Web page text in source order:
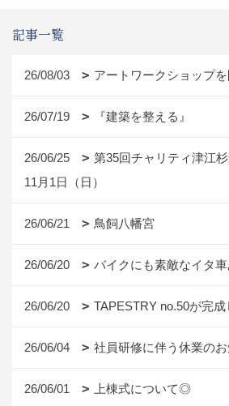
記事一覧
26/08/03 アートワークショップを
26/07/19 『建築を整える』
26/06/25
第35回チャリティ津江
11月1日（日）
26/06/21 鳥飼八幡宮
26/06/20 バイクにも素敵なイタ車
26/06/20 TAPESTRY no.50が完成
26/06/04 社員研修に伴う休業の
26/06/01 上棟式について◎